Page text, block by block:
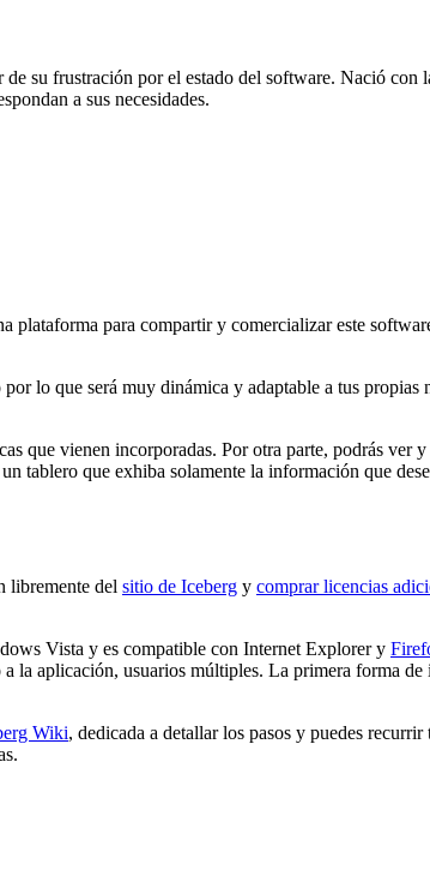
su frustración por el estado del software. Nació con
a sus necesidades.
plataforma para compartir y comercializar este
lo que será muy dinámica y adaptable a tus propias
que vienen incorporadas. Por otra parte, podrás ver
tablero que exhiba solamente la información que
libremente del sitio de Iceberg y comprar licencias
Vista y es compatible con Internet Explorer y
la aplicación, usuarios múltiples. La primera forma
Wiki, dedicada a detallar los pasos y puedes recurrir